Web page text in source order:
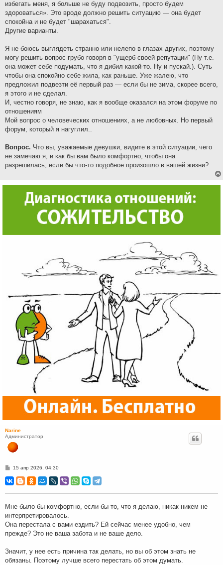
избегать меня, я больше не буду подвозить, просто будем
здороваться». Это вроде должно решить ситуацию — она будет
спокойна и не будет "шарахаться".
Другие варианты.
Я не боюсь выглядеть странно или нелепо в глазах других, поэтому
могу решить вопрос грубо говоря в "ущерб своей репутации" (Ну т.е.
она может себе подумать, что я дибил какой-то. Ну и пускай.). Суть
чтобы она спокойно себе жила, как раньше. Уже жалею, что
предложил подвезти её первый раз — если бы не зима, скорее всего,
я этого и не сделал.
И, честно говоря, не знаю, как я вообще оказался на этом форуме по
отношениям
Мой вопрос о человеческих отношениях, а не любовных. Но первый
форум, который я нагуглил..
Вопрос. Что вы, уважаемые девушки, видите в этой ситуации, чего
не замечаю я, и как бы вам было комфортно, чтобы она
разрешилась, если бы что-то подобное произошло в вашей жизни?
Narine
Администратор
С
о
б
и
е
15 апр 2026, 04:30
Мне было бы комфортно, если бы то, что я делаю, никак никем не
интерпретировалось.
Она перестала с вами ездить? Ей сейчас менее удобно, чем
прежде? Это не ваша забота и не ваше дело.
Значит, у нее есть причина так делать, но вы об этом знать не
обязаны. Поэтому лучше всего перестать об этом думать.